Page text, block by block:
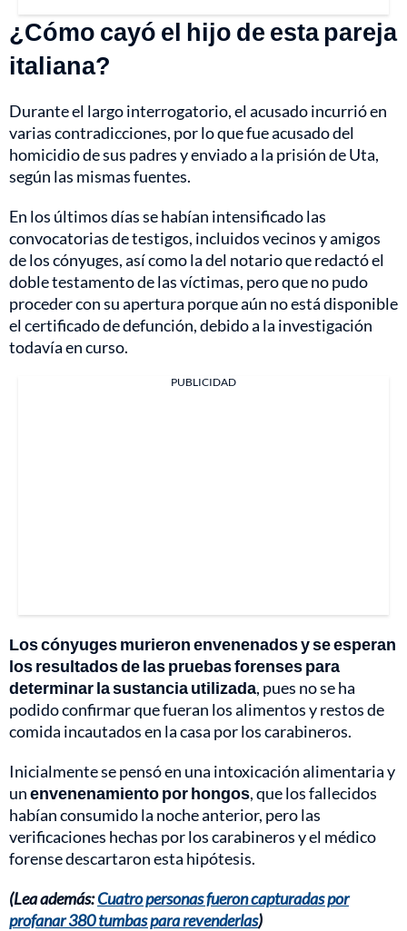
¿Cómo cayó el hijo de esta pareja
italiana?
Durante el largo interrogatorio, el acusado incurrió en
varias contradicciones, por lo que fue acusado del
homicidio de sus padres y enviado a la prisión de Uta,
según las mismas fuentes.
En los últimos días se habían intensificado las
convocatorias de testigos, incluidos vecinos y amigos
de los cónyuges, así como la del notario que redactó el
doble testamento de las víctimas, pero que no pudo
proceder con su apertura porque aún no está disponible
el certificado de defunción, debido a la investigación
todavía en curso.
PUBLICIDAD
Los cónyuges murieron envenenados y se esperan
los resultados de las pruebas forenses para
determinar la sustancia utilizada, pues no se ha
podido confirmar que fueran los alimentos y restos de
comida incautados en la casa por los carabineros.
Inicialmente se pensó en una intoxicación alimentaria y
unenvenenamiento por hongos, que los fallecidos
habían consumido la noche anterior, pero las
verificaciones hechas por los carabineros y el médico
forense descartaron esta hipótesis.
(Lea además:Cuatro personas fueron capturadas por
profanar 380 tumbas para revenderlas)